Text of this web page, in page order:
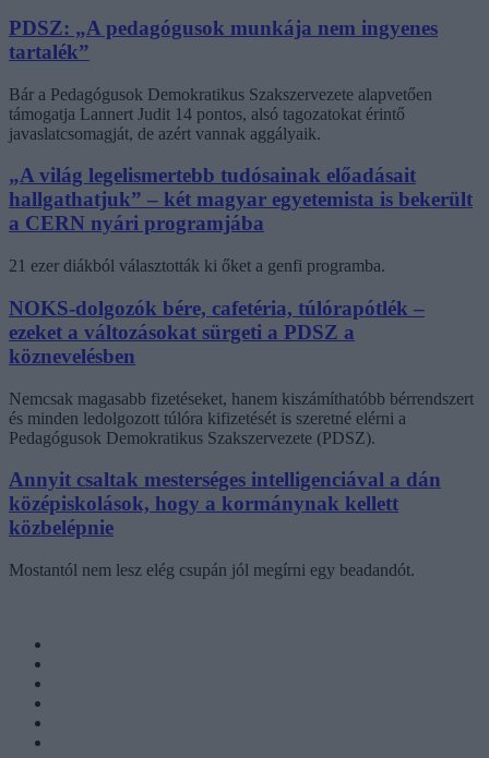
PDSZ: „A pedagógusok munkája nem ingyenes
tartalék”
Bár a Pedagógusok Demokratikus Szakszervezete alapvetően
támogatja Lannert Judit 14 pontos, alsó tagozatokat érintő
javaslatcsomagját, de azért vannak aggályaik.
„A világ legelismertebb tudósainak előadásait
hallgathatjuk” – két magyar egyetemista is bekerült
a CERN nyári programjába
21 ezer diákból választották ki őket a genfi programba.
NOKS-dolgozók bére, cafetéria, túlórapótlék –
ezeket a változásokat sürgeti a PDSZ a
köznevelésben
Nemcsak magasabb fizetéseket, hanem kiszámíthatóbb bérrendszert
és minden ledolgozott túlóra kifizetését is szeretné elérni a
Pedagógusok Demokratikus Szakszervezete (PDSZ).
Annyit csaltak mesterséges intelligenciával a dán
középiskolások, hogy a kormánynak kellett
közbelépnie
Mostantól nem lesz elég csupán jól megírni egy beadandót.